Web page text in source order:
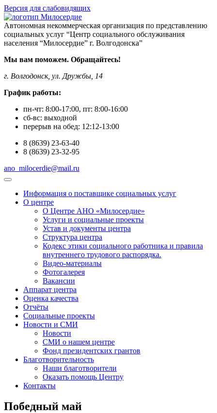
Версия для слабовидящих
Автономная некоммерческая организация по представлению
социальных услуг “Центр социального обслуживания
населения “Милосердие” г. Волгодонска”
Мы вам поможем. Обращайтесь!
г. Волгодонск, ул. Дружбы, 14
График работы:
пн-чт: 8:00-17:00, пт: 8:00-16:00
сб-вс: выходной
перерыв на обед: 12:12-13:00
8 (8639) 23-63-40
8 (8639) 23-32-95
ano_milocerdie@mail.ru
Информация о поставщике социальных услуг
О центре
О Центре АНО «Милосердие»
Услуги и социальные проекты
Устав и документы центра
Структура центра
Кодекс этики социального работника и правила
внутреннего трудового распорядка.
Видео-материалы
Фотогалерея
Вакансии
Аппарат центра
Оценка качества
Отчёты
Социальные проекты
Новости и СМИ
Новости
СМИ о нашем центре
Фонд президентских грантов
Благотворительность
Наши благотворители
Оказать помощь Центру
Контакты
Победный май